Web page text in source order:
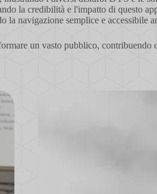
la credibilità e l'impatto di questo
navigazione semplice e accessibile
un vasto pubblico,